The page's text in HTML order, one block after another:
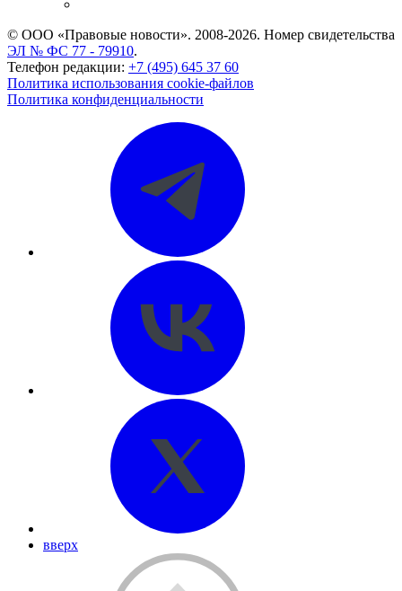
© ООО «Правовые новости». 2008-2026. Номер свидетельства
ЭЛ № ФС 77 - 79910.
Телефон редакции: +7 (495) 645 37 60
Политика использования cookie-файлов
Политика конфиденциальности
вверх